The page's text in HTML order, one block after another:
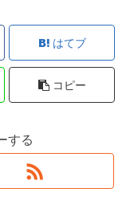
はてブ
コピー
する